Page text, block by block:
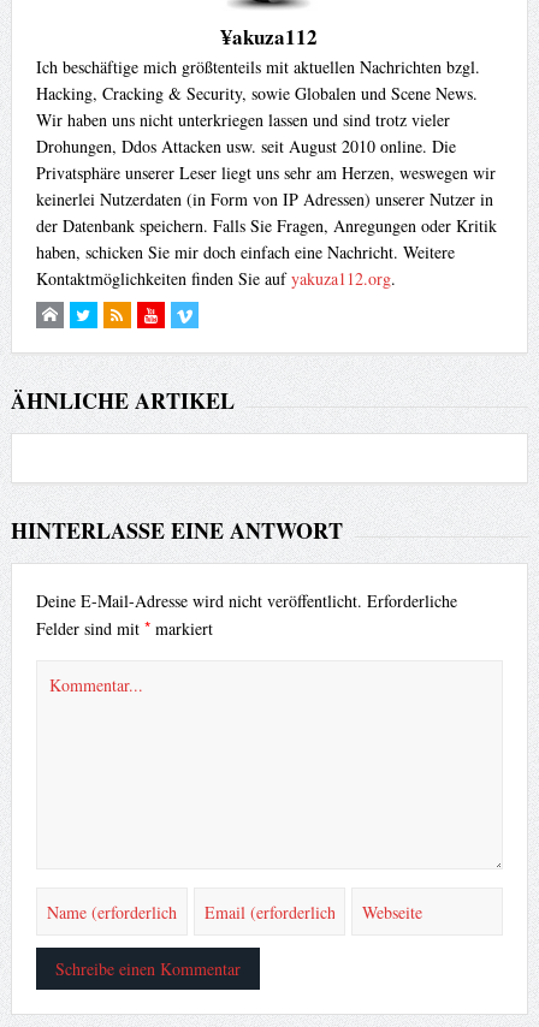
¥akuza112
Ich beschäftige mich größtenteils mit aktuellen Nachrichten bzgl.
Hacking, Cracking & Security, sowie Globalen und Scene News.
Wir haben uns nicht unterkriegen lassen und sind trotz vieler
Drohungen, Ddos Attacken usw. seit August 2010 online. Die
Privatsphäre unserer Leser liegt uns sehr am Herzen, weswegen wir
keinerlei Nutzerdaten (in Form von IP Adressen) unserer Nutzer in
der Datenbank speichern. Falls Sie Fragen, Anregungen oder Kritik
haben, schicken Sie mir doch einfach eine Nachricht. Weitere
Kontaktmöglichkeiten finden Sie aufyakuza112.org.
ÄHNLICHE ARTIKEL
HINTERLASSE EINE ANTWORT
Deine E-Mail-Adresse wird nicht veröffentlicht. Erforderliche
Felder sind mit *markiert